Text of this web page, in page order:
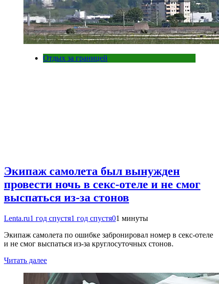
Отдых за границей
Экипаж самолета был вынужден
провести ночь в секс-отеле и не смог
выспаться из-за стонов
Lenta.ru1 год спустя1 год спустя01 минуты
Экипаж самолета по ошибке забронировал номер в секс-отеле
и не смог выспаться из-за круглосуточных стонов.
Читать далее